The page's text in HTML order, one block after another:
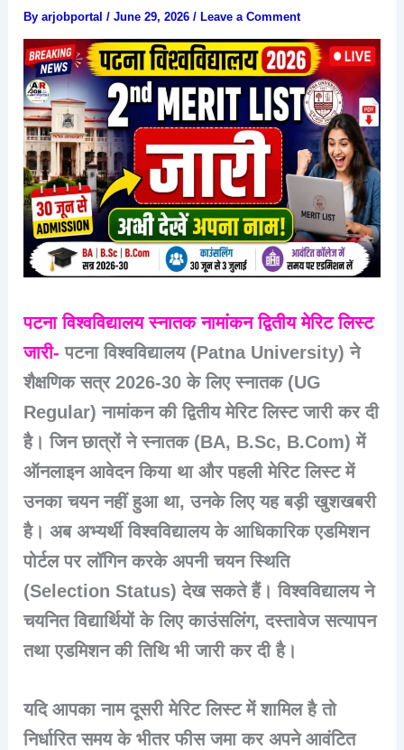
Byarjobportal/June 29, 2026/ Leave a Comment
पटना विश्वविद्यालय स्नातक नामांकन द्वितीय मेरिट लिस्ट
जारी- पटना विश्वविद्यालय (Patna University) ने
शैक्षणिक सत्र2026-30 के लिए स्नातक (UG
Regular) नामांकन की द्वितीय मेरिट लिस्ट जारी कर दी
है। जिन छात्रों ने स्नातक (BA, B.Sc, B.Com) में
ऑनलाइन आवेदन किया था और पहली मेरिट लिस्ट में
उनका चयन नहीं हुआ था, उनके लिए यह बड़ी खुशखबरी
है। अब अभ्यर्थी विश्वविद्यालय के आधिकारिक एडमिशन
पोर्टल पर लॉगिन करके अपनी चयन स्थिति
(Selection Status) देख सकते हैं। विश्वविद्यालय ने
चयनित विद्यार्थियों के लिए काउंसलिंग, दस्तावेज सत्यापन
तथा एडमिशन की तिथि भी जारी कर दी है।
यदि आपका नाम दूसरी मेरिट लिस्ट में शामिल है तो
निर्धारित समय के भीतर फीस जमा कर अपने आवंटित